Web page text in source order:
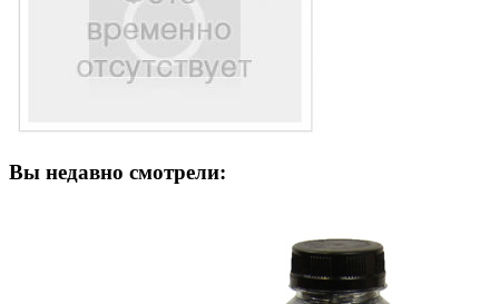
Вы недавно смотрели: